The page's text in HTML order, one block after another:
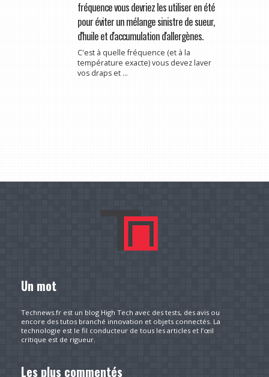
fréquence vous devriez les utiliser en été
pour éviter un mélange sinistre de sueur,
d'huile et d'accumulation d'allergènes.
C'est à quelle fréquence (et à la
température exacte) vous devez laver
vos draps et ...
Un mot
Technews.fr est un blog High Tech avec des tests, des avis ou
encore des tutos branché innovation et objets connectés. La
technologie est le fil conducteur de tous les articles et l’œil
critique est de rigueur.
Les plus commentés